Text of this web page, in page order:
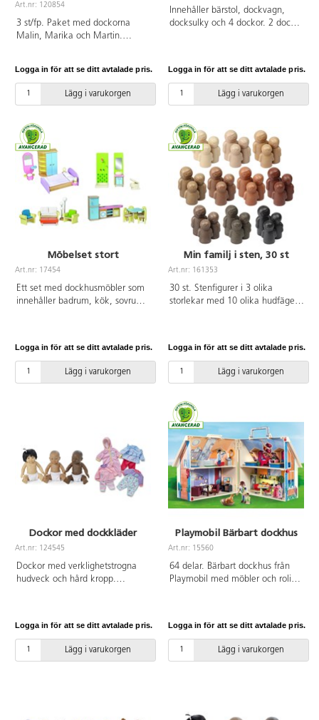
Art.nr: 120854
3 st/fp. Paket med dockorna
Malin, Marika och Martin.
PVC, utan förbjudna ftalater. Från
Logga in för att se ditt avtalade pris.
Lägg i varukorgen
Innehåller bärstol, dockvagn,
docksulky och 4 dockor. 2 dockor
Logga in för att se ditt avtalade pris.
Lägg i varukorgen
Möbelset stort
Art.nr: 17454
Ett set med dockhusmöbler som
innehåller badrum, kök, sovrum
14x7 cm, soffa är 21x11 cm och
dusch är 12x12x32 cm. PVC-fri.
Logga in för att se ditt avtalade pris.
Lägg i varukorgen
Min familj i sten, 30 st
Art.nr: 161353
30 st. Stenfigurer i 3 olika
storlekar med 10 olika hudfäger
och perfekta för sensorisk lek
men även för tidig matematik.
Lätta att tvätta. Passar utmärkt
5,6,7 cm. Material: sten. Från 2
år.
Logga in för att se ditt avtalade pris.
Lägg i varukorgen
Dockor med dockkläder
Art.nr: 124545
Dockor med verklighetstrogna
hudveck och hård kropp.
Logga in för att se ditt avtalade pris.
Lägg i varukorgen
Playmobil Bärbart dockhus
Art.nr: 15560
64 delar. Bärbart dockhus från
Playmobil med möbler och roliga
lekfigurer och en hund ingår. Av
ABS. PVC-fri. Från 4 år.
Logga in för att se ditt avtalade pris.
Lägg i varukorgen